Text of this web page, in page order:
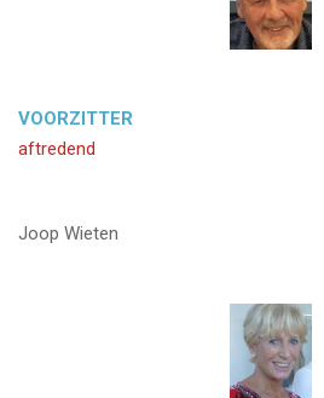
VOORZITTER
aftredend
Joop Wieten